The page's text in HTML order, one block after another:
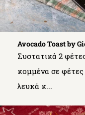
Avocado Toast by
Συστατικά 2
κομμένα σε φέτες
λευκά κ...